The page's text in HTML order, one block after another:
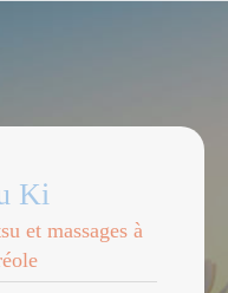
Ki
et massages à